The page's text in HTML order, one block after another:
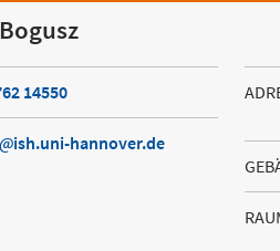
14550
ish.uni-hannover.de